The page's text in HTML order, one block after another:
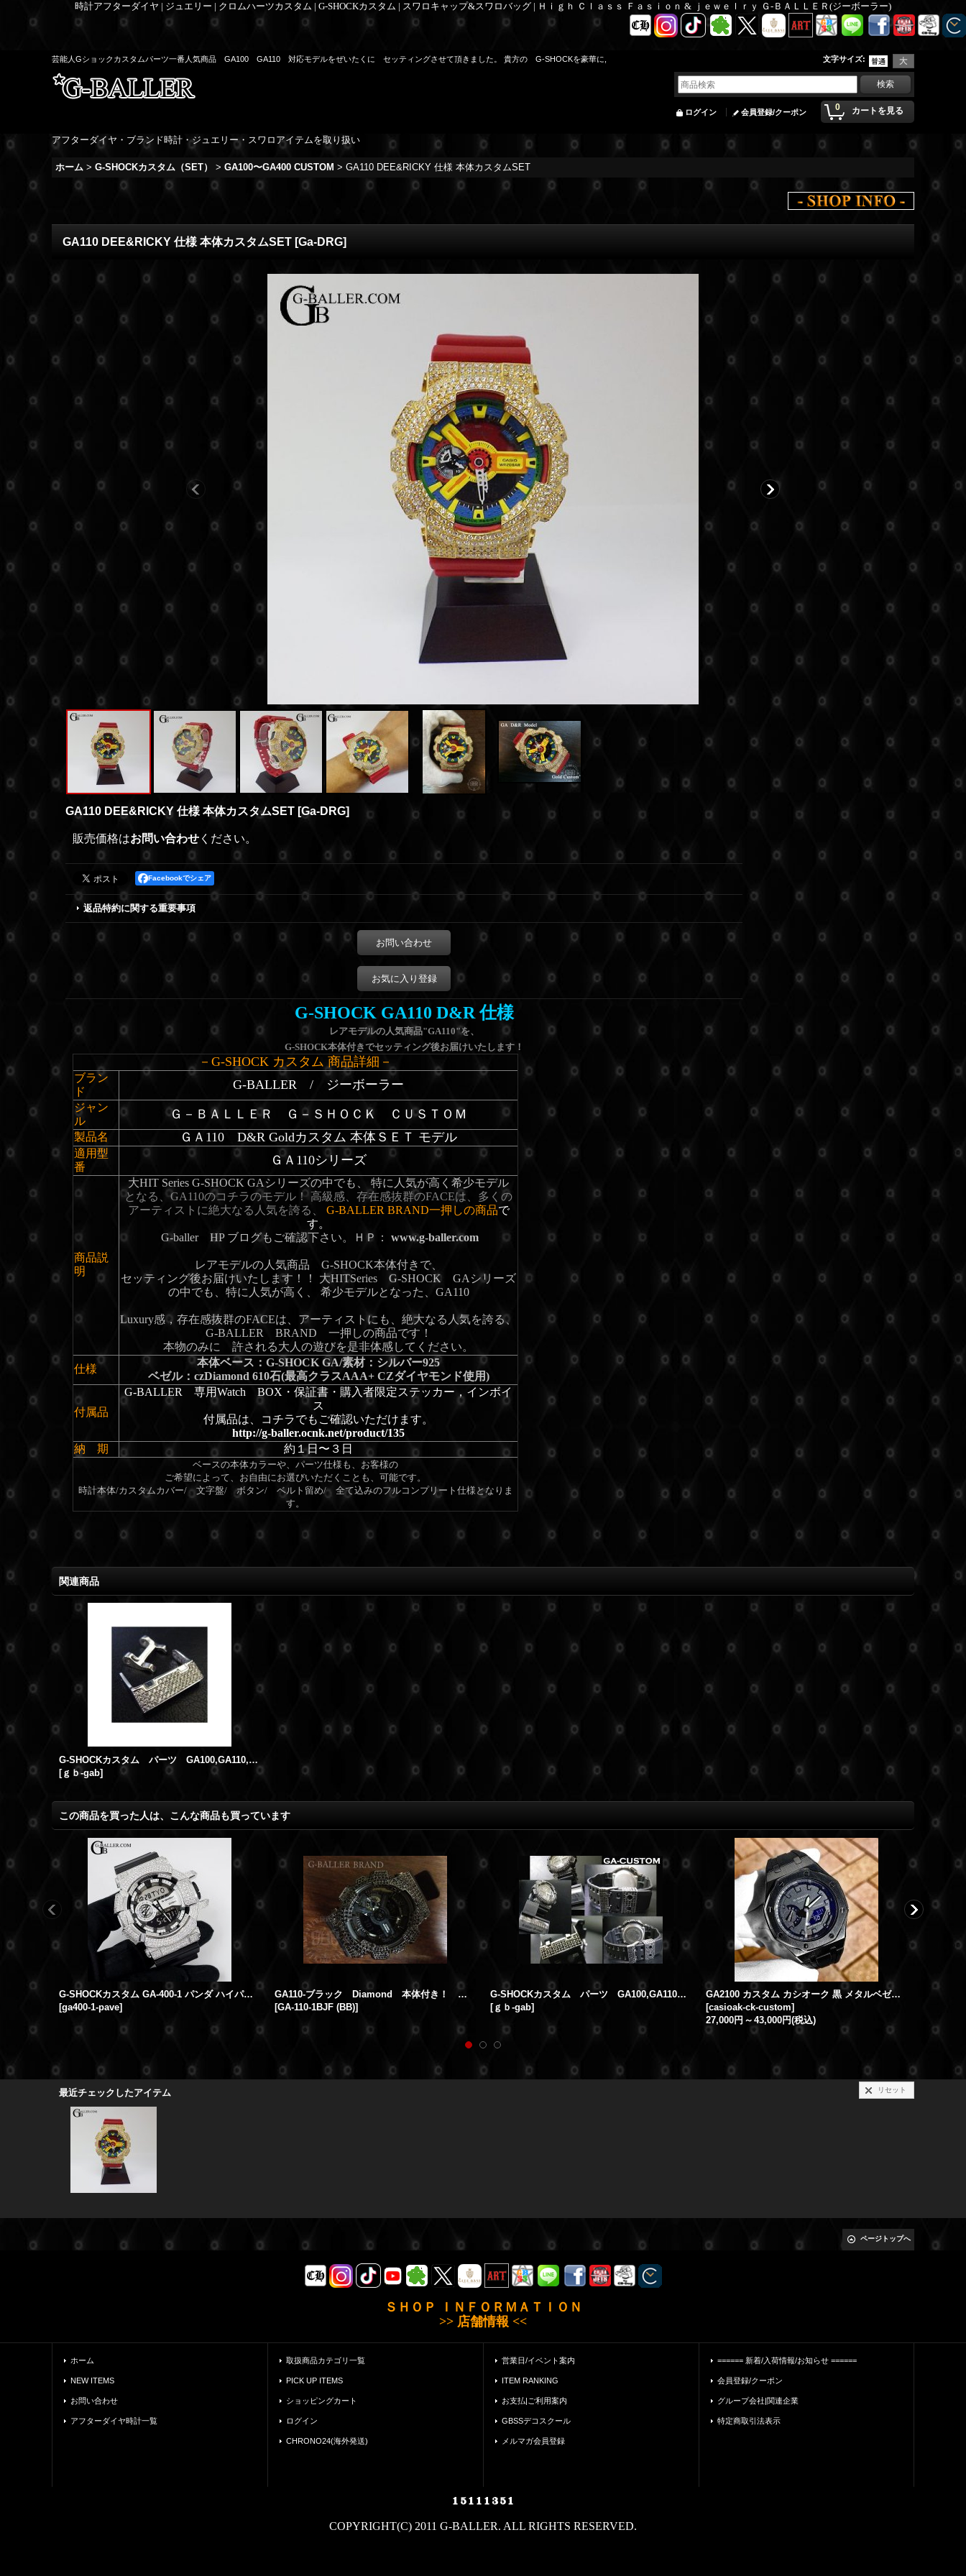
時計アフターダイヤ | ジュエリー | クロムハーツカスタム | G-SHOCKカスタム | スワロキャップ&スワロバッグ | Ｈｉｇｈ Ｃｌａｓｓ Ｆａｓｉｏｎ & ｊｅｗｅｌｒｙ Ｇ-ＢＡＬＬＥＲ(ジーボーラー)
芸能人Gショックカスタムパーツ一番人気商品 GA100 GA110 対応モデルをぜいたくに セッティングさせて頂きました。 貴方の G-SHOCKを豪華に, 文字サイズ:
0 カートを見る
ログイン 会員登録/クーポン
アフターダイヤ・ブランド時計・ジュエリー・スワロアイテムを取り扱い
ホーム > G-SHOCKカスタム（SET） > GA100〜GA400 CUSTOM > GA110 DEE&RICKY 仕様 本体カスタムSET
GA110 DEE&RICKY 仕様 本体カスタムSET [Ga-DRG]
GA110 DEE&RICKY 仕様 本体カスタムSET [Ga-DRG]
販売価格はお問い合わせ ください。
Facebookでシェア
返品特約に関する重要事項
お問い合わせ
お気に入り登録
G-SHOCK GA110 D&R 仕様
レアモデルの人気商品"GA110"を、
G-SHOCK本体付きでセッティング後お届けいたします！
－G-SHOCK カスタム 商品詳細－
ブラン
ド
G-BALLER / ジーボーラー
ジャン
ル
Ｇ－ＢＡＬＬＥＲ Ｇ－ＳＨＯＣＫ ＣＵＳＴＯＭ
製品名 ＧＡ110 D&R Goldカスタム 本体ＳＥＴ モデル
適用型
番
ＧＡ 110シリーズ
商品説
明
大HIT Series G-SHOCK GAシリーズの中でも、 特に人気が高く希少モデル
となる、GA110のコチラのモデル！ 高級感、存在感抜群のFACEは、多くの
アーティストに絶大なる人気を誇る、 G-BALLER BRAND一押しの商品で
す。
G-baller HP ブログもご確認下さい。
ＨＰ： www.g-baller.com
レアモデルの人気商品 G-SHOCK本体付きで、
セッティング後お届けいたします！！ 大HITSeries G-SHOCK GAシリーズ
の中でも、特に人気が高く、 希少モデルとなった、GA110
Luxury感，存在感抜群のFACEは、アーティストにも、絶大なる人気を誇る、
G-BALLER BRAND 一押しの商品です！
本物のみに 許される大人の遊びを是非体感してください。
仕様
本体ベース：G-SHOCK GA/素材：シルバー925
ベゼル：czDiamond 610石(最高クラスAAA+ CZダイヤモンド使用)
付属品
G-BALLER 専用Watch BOX・保証書・購入者限定ステッカー，インボイ
ス
付属品は、コチラでもご確認いただけます。
http://g-baller.ocnk.net/product/135
納 期
約１日〜３日
ベースの本体カラーや、パーツ仕様も、お客様の
ご希望によって、お自由にお選びいただくことも、可能です。
時計本体/カスタムカバー/ 文字盤/ ボタン/ ベルト留め/ 全て込みのフルコンプリート仕様となりま
す。
関連商品
G-SHOCKカスタム パーツ GA100,GA110,GA300 等対応 カスタムバックル
[ｇｂ-gab]
この商品を買った人は、こんな商品も買っています
G-SHOCKカスタム GA-400-1 パンダ ハイパーカラーズ パヴェダイヤ 本体SET
[ga400-1-pave]
GA110-ブラック Diamond 本体付き！ カスタム ベゼル，時計セット販売
[GA-110-1BJF (BB)]
G-SHOCKカスタム パーツ GA100,GA110対応 カスタムバックル
[ｇｂ-gab]
GA2100 カスタム カシオーク 黒 メタルベゼル ラバーベルト 本体 カスタムパーツ G-SHOCKカスタム SET
[casioak-ck-custom]
27,000円 ～ 43,000円(税込)
最近チェックしたアイテム リセット
ページトップへ
ＳＨＯＰ ＩＮＦＯＲＭＡＴＩＯＮ
>> 店舗情報 <<
ホーム
NEW ITEMS
お問い合わせ
アフターダイヤ時計一覧
取扱商品カテゴリ一覧
PICK UP ITEMS
ショッピングカート
ログイン
CHRONO24(海外発送)
営業日/イベント案内
ITEM RANKING
お支払|ご利用案内
GBSSデコスクール
メルマガ会員登録
====== 新着/入荷情報/お知らせ ======
会員登録/クーポン
グループ会社|関連企業
特定商取引法表示
COPYRIGHT(C) 2011 G-BALLER. ALL RIGHTS RESERVED.